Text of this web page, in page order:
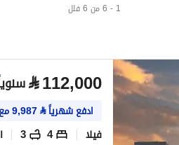
1 - 6 من 6 فلل
⃁112,000
ادفع شهرياً⃁
9,987مع
فیلا 4
3